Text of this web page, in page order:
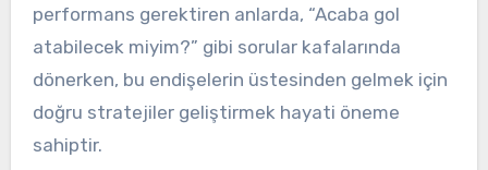
performans gerektiren anlarda, “Acaba gol
atabilecek miyim?” gibi sorular kafalarında
dönerken, bu endişelerin üstesinden gelmek için
doğru stratejiler geliştirmek hayati öneme
sahiptir.